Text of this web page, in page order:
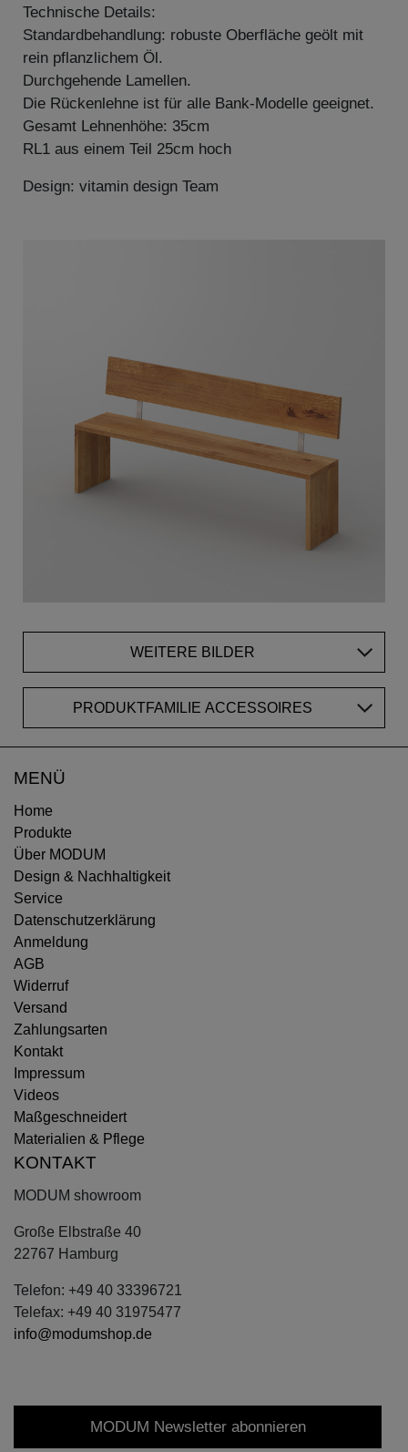
Technische Details:
Standardbehandlung: robuste Oberfläche geölt mit
rein pflanzlichem Öl.
Durchgehende Lamellen.
Die Rückenlehne ist für alle Bank-Modelle geeignet.
Gesamt Lehnenhöhe: 35cm
RL1 aus einem Teil 25cm hoch
Design: vitamin design Team
WEITERE BILDER
PRODUKTFAMILIE ACCESSOIRES
MENÜ
Home
Produkte
Über MODUM
Design & Nachhaltigkeit
Service
Datenschutzerklärung
Anmeldung
AGB
Widerruf
Versand
Zahlungsarten
Kontakt
Impressum
Videos
Maßgeschneidert
Materialien & Pflege
KONTAKT
MODUM showroom
Große Elbstraße 40
22767 Hamburg
Telefon: +49 40 33396721
Telefax: +49 40 31975477
info@modumshop.de
MODUM Newsletter abonnieren